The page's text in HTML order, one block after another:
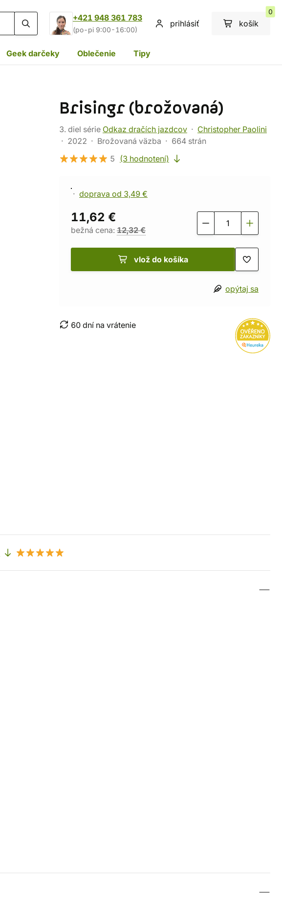
+421 948 361 783
(po-pi 9:00-16:00)
prihlásiť košík
0
Geek darčeky Oblečenie Tipy
Brisingr (brožovaná)
3. diel série Odkaz dračích jazdcov
Christopher Paolini
2022
Brožovaná väzba
664 strán
5
(3 hodnotení)
doprava od 3,49 €
11,62 €
bežná cena: 12,32 €
vlož do košíka
opýtaj sa
60 dní na vrátenie